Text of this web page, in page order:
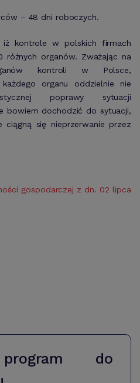
– 48 dni roboczych.
iż kontrole w polskich firmach
organów. Zważając na
kontroli w Polsce,
organu oddzielnie nie
poprawy sytuacji
bowiem dochodzić do sytuacji,
się nieprzerwanie przez
gospodarczej z dn. 02 lipca
do